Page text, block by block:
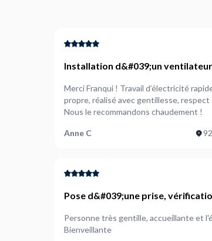
Installation d&#039;un
Merci Franqui ! Travail d’électricité
propre, réalisé avec gentillesse,
Nous le recommandons chaudement !
Anne C
Pose d&#039;une prise,
Personne très gentille, accueillante et
Bienveillante